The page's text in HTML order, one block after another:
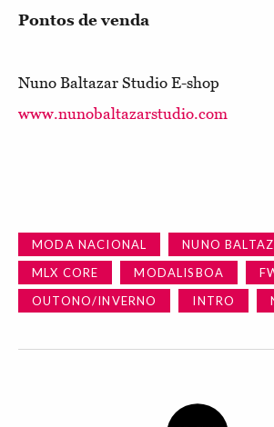
Pontos de venda
Nuno Baltazar Studio E-shop
www.nunobaltazarstudio.com
MODA NACIONAL
NUNO
MLX CORE
MODALISBOA
OUTONO/INVERNO
INTRO